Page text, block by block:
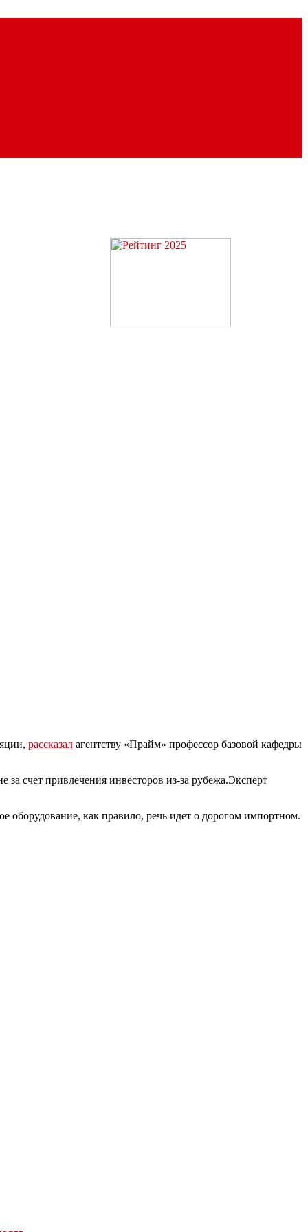
рассказал агентству «Прайм» профессор базовой кафедры
за счет привлечения инвесторов из-за рубежа.Эксперт
оборудование, как правило, речь идет о дорогом импортном.